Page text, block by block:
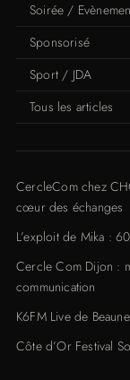
Soirée /
Sponsorisé
Sport / JDA
Tous les articles
CercleCom chez
cœur des échanges
L’exploit de Mika :
Cercle Com Dijon :
communication
K6FM Live de Beaune
Côte d’Or Festival